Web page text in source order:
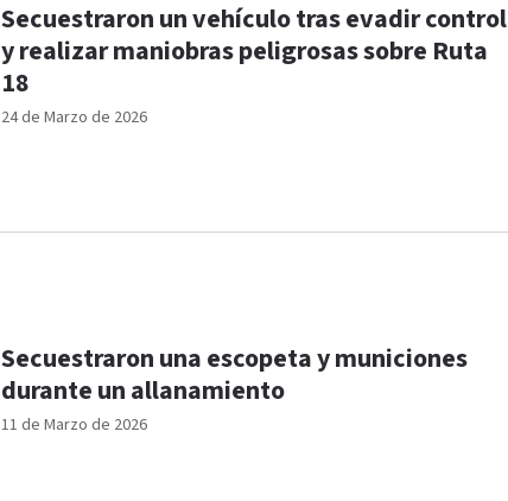
24 de Marzo de 2026
Secuestraron un vehículo tras evadir control
y realizar maniobras peligrosas sobre Ruta
18
11 de Marzo de 2026
Secuestraron una escopeta y municiones
durante un allanamiento